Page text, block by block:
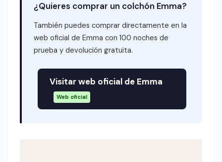
¿Quieres comprar un colchón Emma?
También puedes comprar directamente en la
web oficial de Emma con 100 noches de
prueba y devolución gratuita.
Visitar web oficial de Emma
Web oficial